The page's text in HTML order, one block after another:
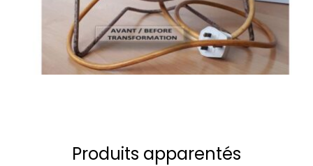
Produits apparentés